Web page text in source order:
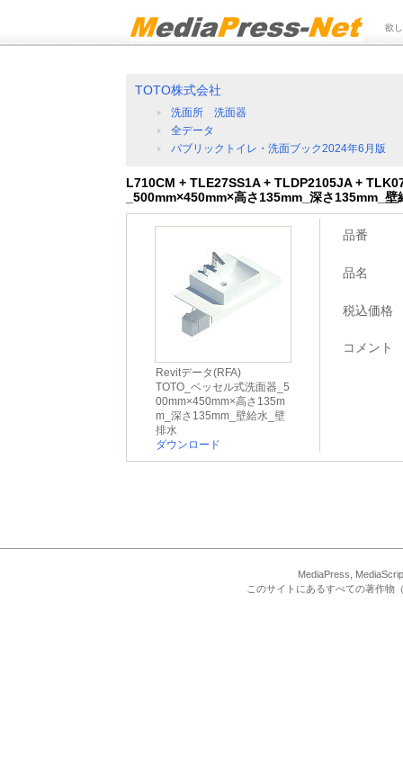
欲
TOTO株式会社
洗面所 洗面器
全データ
パブリックトイレ・洗面ブック2024年6月版
L710CM + TLE27SS1A + TLDP2105JA +
_500mm×450mm×高さ135mm_深さ135mm_
Revitデータ(RFA)
TOTO_ベッセル式洗面器_5
00mm×450mm×高さ135m
m_深さ135mm_壁給水_壁
排水
ダウンロード
品番
品名
税込価格
コメント
MediaPress,
このサイトにあるすべての著作物